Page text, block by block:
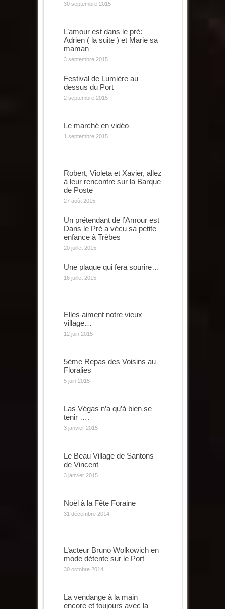
30 septembre 2015
L’amour est dans le pré:
Adrien ( la suite ) et Marie sa
maman
3 septembre 2015
Festival de Lumière au
dessus du Port
2 septembre 2015
Le marché en vidéo
1 septembre 2015
Robert, Violeta et Xavier, allez
à leur rencontre sur la Barque
de Poste
27 août 2015
Un prétendant de l’Amour est
Dans le Pré a vécu sa petite
enfance à Trèbes
20 juillet 2015
Une plaque qui fera sourire…
16 juillet 2015
Elles aiment notre vieux
village…
12 juin 2015
5ème Repas des Voisins au
Floralies
5 juin 2015
Las Végas n’a qu’à bien se
tenir ….
3 janvier 2015
Le Beau Village de Santons
de Vincent
3 janvier 2015
Noël à la Fête Foraine
31 décembre 2014
L’acteur Bruno Wolkowich en
mode détente sur le Port
30 octobre 2014
La vendange à la main
encore et toujours avec la